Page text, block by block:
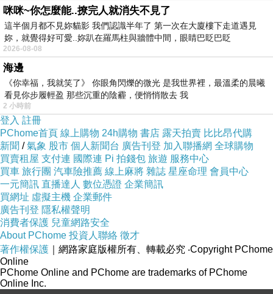
咪咪~你怎麼能..撩完人就消失不見了
這半個月都不見妳貓影 我們認識半年了 第一次在大廈樓下走道遇見
妳，就覺得好可愛..妳趴在羅馬柱與牆體中間，眼睛巴眨巴眨
2026-08-08
海邊
《你幸福，我就笑了》 你眼角閃爍的微光 是我世界裡，最溫柔的晨曦
看見你步履輕盈 那些沉重的陰霾，便悄悄散去 我
2 小時前
登入 註冊
PChome首頁 線上購物 24h購物 書店 露天拍賣 比比昂代購
新聞 /氣象 股市 個人新聞台 廣告刊登 加入聯播網 全球購物
買賣租屋 支付連 國際連 Pi 拍錢包 旅遊 服務中心
買車 旅行團 汽車險推薦 線上麻將 雜誌 星座命理 會員中心
一元簡訊 直播達人 數位憑證 企業簡訊
買網址 虛擬主機 企業郵件
廣告刊登 隱私權聲明
消費者保護 兒童網路安全
About PChome 投資人聯絡 徵才
著作權保護 ｜網路家庭版權所有、轉載必究 ‧Copyright PChome
Online
PChome Online and PChome are trademarks of PChome
Online Inc.